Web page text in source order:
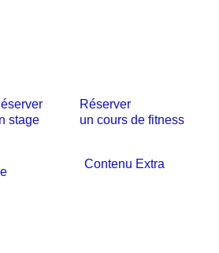
stage
Réserver
un cours de fitness
Contenu Extra